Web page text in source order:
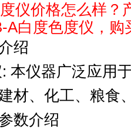
仪价格怎么样？
A白度色度仪，购
绍
本仪器广泛应用
材、化工、粮食
数介绍